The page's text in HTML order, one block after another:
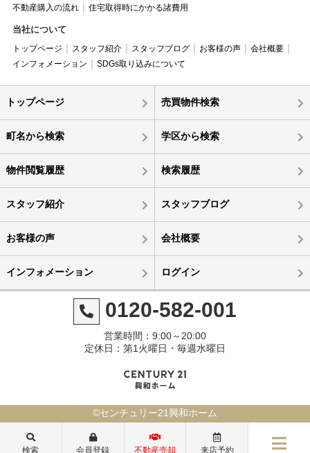
不動産購入の流れ 住宅取得時にかかる諸費用
当社について
トップページ スタッフ紹介 スタッフブログ お客様の声
会社概要
インフォメーション
SDGs取り込みについて
トップページ 売買物件検索
町名から検索 学区から検索
物件閲覧履歴 検索履歴
スタッフ紹介 スタッフブログ
お客様の声 会社概要
インフォメーション ログイン
0120-582-001
営業時間：9:00～20:00
定休日：第1火曜日・毎週水曜日
©センチュリー21興和ホーム
検索 会員登録 不動産売却 来店予約